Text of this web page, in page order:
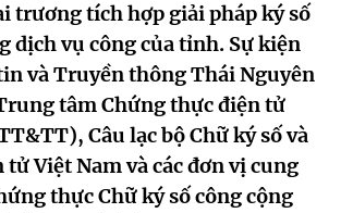
vụ
Công nghệ
nghệ
tạo
trương tích hợp giải pháp ký số
dịch vụ công của tỉnh. Sự kiện
và Truyền thông Thái Nguyên
tâm Chứng thực điện tử
Câu lạc bộ Chữ ký số và
tử Việt Nam và các đơn vị cung
thực Chữ ký số công cộng